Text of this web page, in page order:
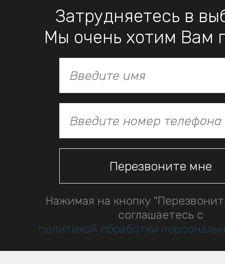
Затрудняетесь в
Мы очень хотим Вам
Нажимая на кнопку
соглашаетесь с
политикой обработки